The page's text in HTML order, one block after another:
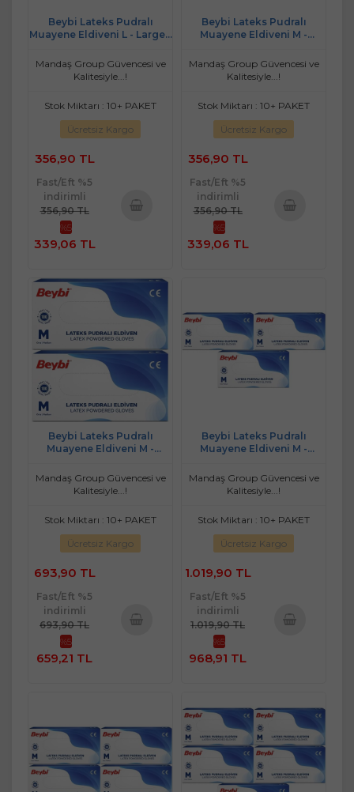
Beybi Lateks Pudralı
Muayene Eldiveni L - Large -
Mandaş Group Güvencesi ve
Kalitesiyle...!
Stok Miktarı : 10+ PAKET
Ücretsiz Kargo
356,90 TL
Fast/Eft %5
indirimli
356,90 TL
%5
339,06 TL
Beybi Lateks Pudralı
Muayene Eldiveni M -
Mandaş Group Güvencesi ve
Kalitesiyle...!
Stok Miktarı : 10+ PAKET
Ücretsiz Kargo
356,90 TL
Fast/Eft %5
indirimli
356,90 TL
%5
339,06 TL
Beybi Lateks Pudralı
Muayene Eldiveni M -
Mandaş Group Güvencesi ve
Kalitesiyle...!
Stok Miktarı : 10+ PAKET
Ücretsiz Kargo
693,90 TL
Fast/Eft %5
indirimli
693,90 TL
%5
659,21 TL
Beybi Lateks Pudralı
Muayene Eldiveni M -
Mandaş Group Güvencesi ve
Kalitesiyle...!
Stok Miktarı : 10+ PAKET
Ücretsiz Kargo
1.019,90 TL
Fast/Eft %5
indirimli
1.019,90 TL
%5
968,91 TL